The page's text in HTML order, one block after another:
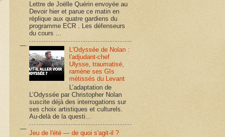
Lettre de Joëlle Quérin envoyée au
Devoir hier et parue ce matin en
réplique aux quatre gardiens du
programme ECR . Les défenseurs
du cours ...
L'Odyssée de Nolan :
l'adjudant-chef
Ulysse, traumatisé,
ramène ses GIs
métissés du Levant
L’adaptation de
L’Odyssée par Christopher Nolan
suscite déjà des interrogations sur
ses choix artistiques et culturels.
Au-delà de la questi...
Jeu de l'été — de quoi s'agit-il ?